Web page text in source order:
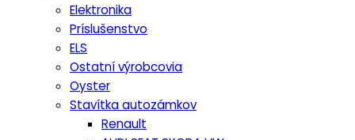
Elektronika
Príslušenstvo
ELS
Ostatní výrobcovia
Oyster
Stavítka autozámkov
Renault